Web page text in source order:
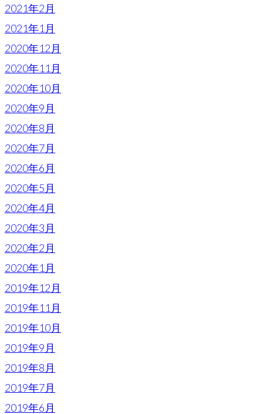
2021年2月
2021年1月
2020年12月
2020年11月
2020年10月
2020年9月
2020年8月
2020年7月
2020年6月
2020年5月
2020年4月
2020年3月
2020年2月
2020年1月
2019年12月
2019年11月
2019年10月
2019年9月
2019年8月
2019年7月
2019年6月